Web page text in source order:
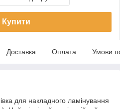
Купити
Доставка Оплата Умови
для накладного ламінування